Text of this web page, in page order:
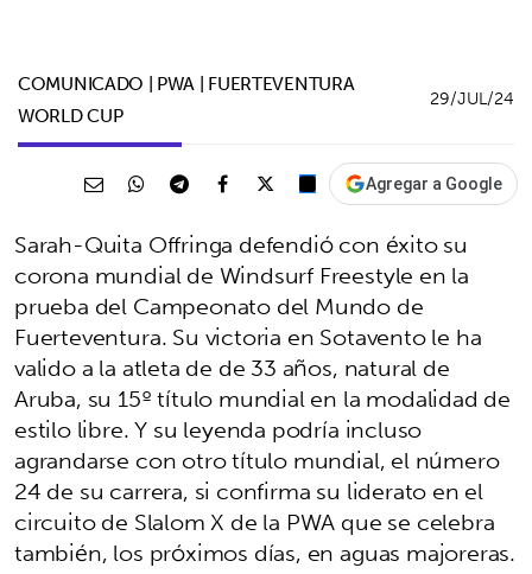
COMUNICADO | PWA | FUERTEVENTURA
WORLD CUP
29/JUL/24
Agregar a Google
Sarah-Quita Offringa defendió con éxito su
corona mundial de Windsurf Freestyle en la
prueba del Campeonato del Mundo de
Fuerteventura. Su victoria en Sotavento le ha
valido a la atleta de de 33 años, natural de
Aruba, su 15º título mundial en la modalidad de
estilo libre. Y su leyenda podría incluso
agrandarse con otro título mundial, el número
24 de su carrera, si confirma su liderato en el
circuito de Slalom X de la PWA que se celebra
también, los próximos días, en aguas majoreras.